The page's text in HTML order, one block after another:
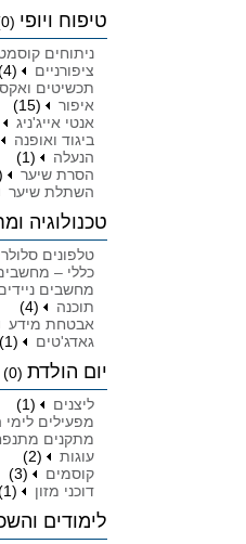
טיפוח ויופי (0)
ניתוחים
ציפורניים
(4)
תכשיטים
איפור
(15)
אנטי אייג'ניג
ביגוד ואופנה
הנעלה
(1)
הסרת שיער
השתלת שיער
טכנולוגיה
טלפונים
כללי –
מחשבים
תוכנה
(4)
אבטחת מידע
גאדג'טים
(1)
יום הולדת(0)
ליצנים
(1)
מפעילים
מתקנים
עוגות
(2)
קוסמים
(3)
דוכני מזון
(1)
לימודים